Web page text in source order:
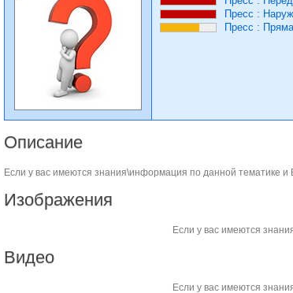
Пресс :
Пресс :
Описание
Если у вас имеются знания\информация по данной тематике и
Изображения
Если у вас имеются
Видео
Если у вас имеются